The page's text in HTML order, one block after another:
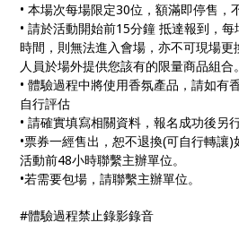
• 本場次每場限定30位，額滿即停售，
• 請於活動開始前15分鐘 抵達報到，
時間，則無法進入會場，亦不可現場
人員於場外提供您該有的限量商品組合。
• 體驗過程中將使用香氛產品，請如有
自行評估
• 請確實填寫相關資料，報名成功後另
•票券一經售出，恕不退換(可自行轉讓
活動前48小時聯繫主辦單位。
•若需要包場，請聯繫主辦單位。
#體驗過程禁止錄影錄音